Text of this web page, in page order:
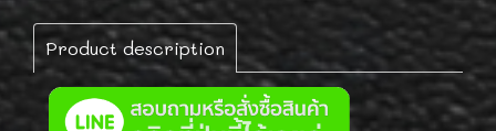
Product description